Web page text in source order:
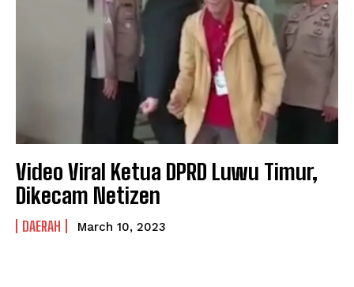
PRIVACY POLICY
NEWSLETTER
PRIVACY POLICY
NEWSLETTER
Video Viral Ketua DPRD Luwu Timur,
Dikecam Netizen
DAERAH March 10, 2023